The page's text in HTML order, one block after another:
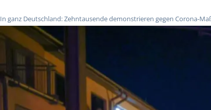
In ganz Deutschland: Zehntausende demonstrieren gegen Corona-